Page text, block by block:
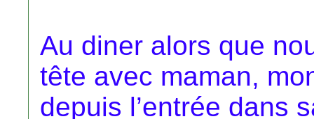
Au diner alors que
tête avec maman,
depuis l’entrée dans